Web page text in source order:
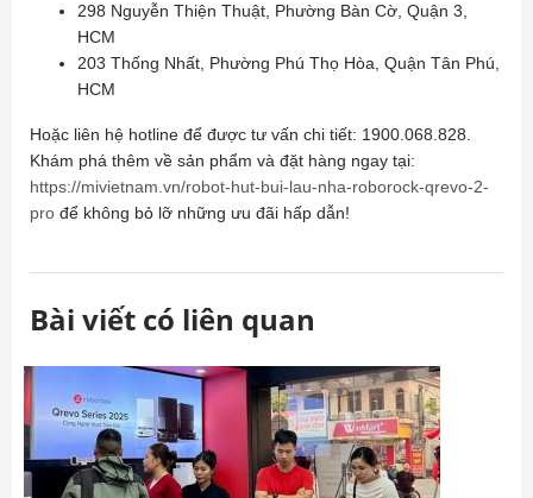
298 Nguyễn Thiện Thuật, Phường Bàn Cờ, Quận 3,
HCM
203 Thống Nhất, Phường Phú Thọ Hòa, Quận Tân Phú,
HCM
Hoặc liên hệ hotline để được tư vấn chi tiết: 1900.068.828.
Khám phá thêm về sản phẩm và đặt hàng ngay tại:
https://mivietnam.vn/robot-hut-bui-lau-nha-roborock-qrevo-2-
pro để không bỏ lỡ những ưu đãi hấp dẫn!
Bài viết có liên quan